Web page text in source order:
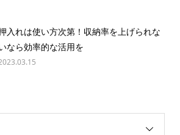
入れは使い方次第！収納率を上げられな
なら効率的な活用を